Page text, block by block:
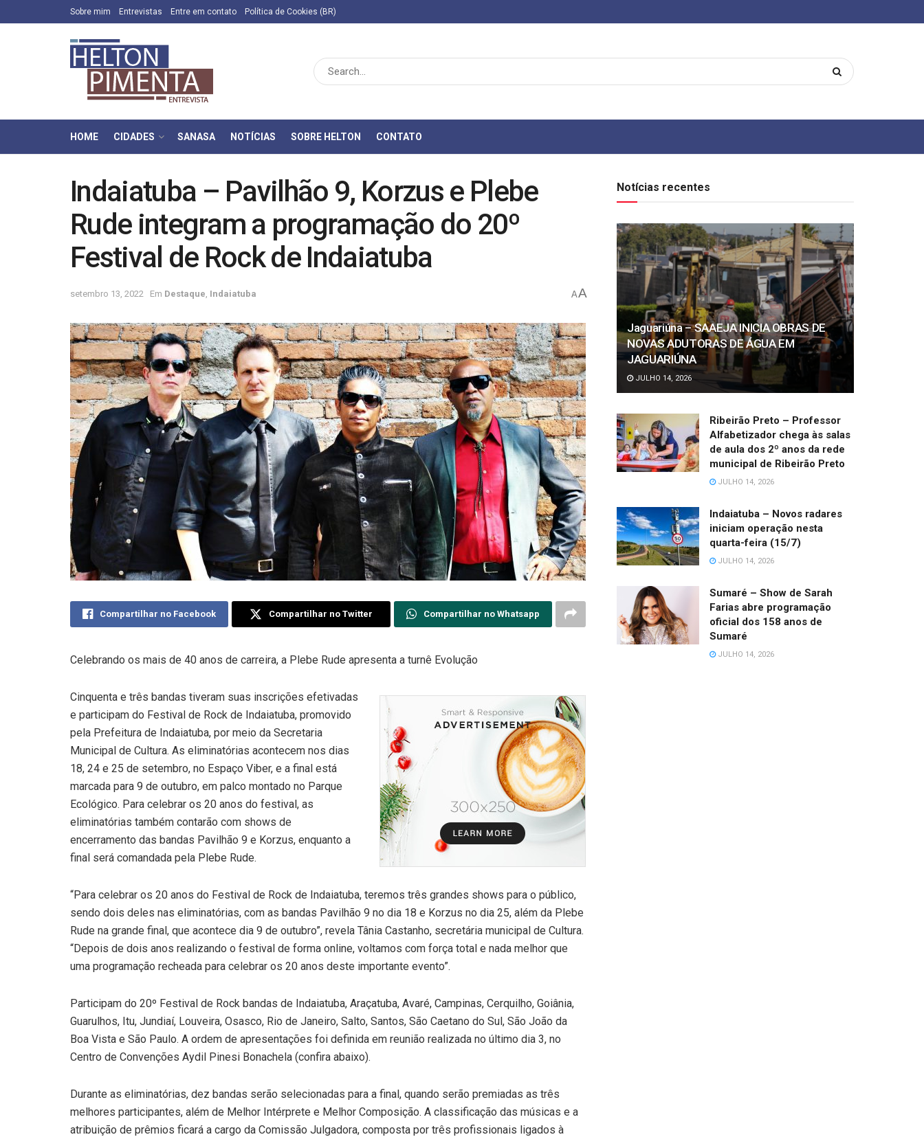
Sobre mim Entrevistas Entre em contato Política de Cookies (BR)
HOME CIDADES SANASA NOTÍCIAS SOBRE HELTON CONTATO
Indaiatuba – Pavilhão 9, Korzus e Plebe
Rude integram a programação do 20º
Festival de Rock de Indaiatuba
setembro 13, 2022 Em Destaque Indaiatuba AA
Compartilhar no Facebook Compartilhar no Twitter Compartilhar no Whatsapp
Celebrando os mais de 40 anos de carreira, a Plebe Rude apresenta a turnê Evolução
Cinquenta e três bandas tiveram suas inscrições efetivadas
e participam do Festival de Rock de Indaiatuba, promovido
pela Prefeitura de Indaiatuba, por meio da Secretaria
Municipal de Cultura. As eliminatórias acontecem nos dias
18, 24 e 25 de setembro, no Espaço Viber, e a final está
marcada para 9 de outubro, em palco montado no Parque
Ecológico. Para celebrar os 20 anos do festival, as
eliminatórias também contarão com shows de
encerramento das bandas Pavilhão 9 e Korzus, enquanto a
final será comandada pela Plebe Rude.
“Para celebrar os 20 anos do Festival de Rock de Indaiatuba, teremos três grandes shows para o público,
sendo dois deles nas eliminatórias, com as bandas Pavilhão 9 no dia 18 e Korzus no dia 25, além da Plebe
Rude na grande final, que acontece dia 9 de outubro”, revela Tânia Castanho, secretária municipal de Cultura.
“Depois de dois anos realizando o festival de forma online, voltamos com força total e nada melhor que
uma programação recheada para celebrar os 20 anos deste importante evento”.
Participam do 20º Festival de Rock bandas de Indaiatuba, Araçatuba, Avaré, Campinas, Cerquilho, Goiânia,
Guarulhos, Itu, Jundiaí, Louveira, Osasco, Rio de Janeiro, Salto, Santos, São Caetano do Sul, São João da
Boa Vista e São Paulo. A ordem de apresentações foi definida em reunião realizada no último dia 3, no
Centro de Convenções Aydil Pinesi Bonachela (confira abaixo).
Durante as eliminatórias, dez bandas serão selecionadas para a final, quando serão premiadas as três
melhores participantes, além de Melhor Intérprete e Melhor Composição. A classificação das músicas e a
atribuição de prêmios ficará a cargo da Comissão Julgadora, composta por três profissionais ligados à
Notícias recentes
Jaguariúna – SAAEJA INICIA OBRAS DE
NOVAS ADUTORAS DE ÁGUA EM
JAGUARIÚNA
JULHO 14, 2026
Ribeirão Preto – Professor
Alfabetizador chega às salas
de aula dos 2º anos da rede
municipal de Ribeirão Preto
JULHO 14, 2026
Indaiatuba – Novos radares
iniciam operação nesta
quarta-feira (15/7)
JULHO 14, 2026
Sumaré – Show de Sarah
Farias abre programação
oficial dos 158 anos de
Sumaré
JULHO 14, 2026